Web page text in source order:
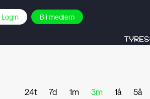
Login Bli medlem
24t 7d 1m 3m 1å 5å